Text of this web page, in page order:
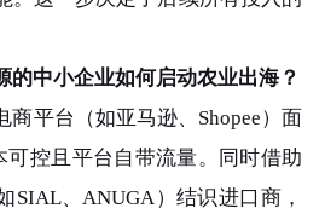
的中小企业如何启动农业出海？
平台（如亚马逊、Shopee）面
可控且平台自带流量。同时借助
SIAL、ANUGA）结识进口商，